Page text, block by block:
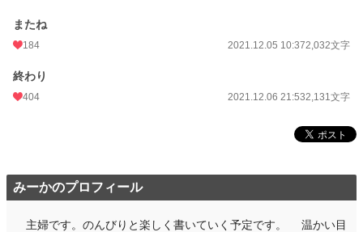
またね
184 2021.12.05 10:372,032文字
終わり
404 2021.12.06 21:532,131文字
みーかのプロフィール
主婦です。のんびりと楽しく書いていく予定です。 温かい目